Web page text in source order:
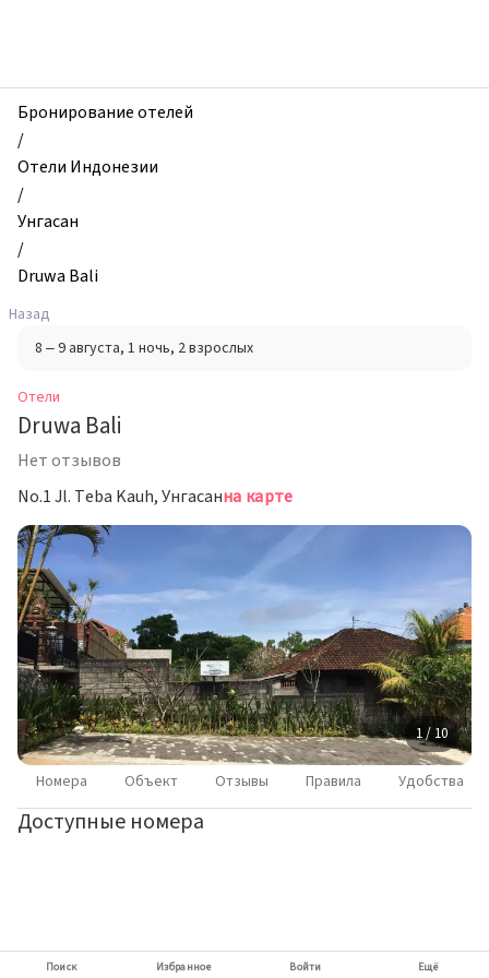
Druwa
Bali,
Унгасан,
Индонезия
Бронирование отелей
/
Отели Индонезии
/
Унгасан
/
Druwa Bali
Назад
8 – 9 августа, 1 ночь, 2 взрослых
Отели
Druwa Bali
Нет отзывов
No.1 Jl. Teba Kauh, Унгасанна карте
1 / 10
Номера Объект Отзывы Правила Удобства
Доступные номера
Поиск Избранное Войти Ещё